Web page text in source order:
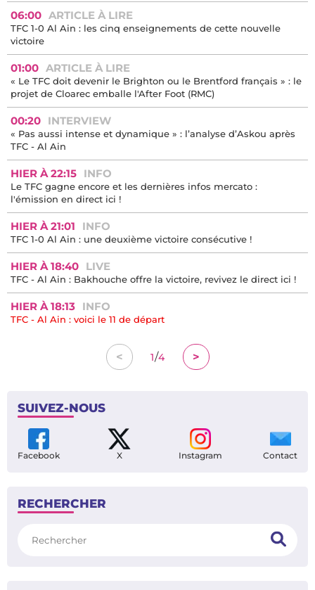
06:00 ARTICLE À LIRE
TFC 1-0 Al Ain : les cinq enseignements de cette nouvelle
victoire
01:00 ARTICLE À LIRE
« Le TFC doit devenir le Brighton ou le Brentford français » : le
projet de Cloarec emballe l'After Foot (RMC)
00:20 INTERVIEW
« Pas aussi intense et dynamique » : l’analyse d’Askou après
TFC - Al Ain
HIER À 22:15 INFO
Le TFC gagne encore et les dernières infos mercato :
l'émission en direct ici !
HIER À 21:01 INFO
TFC 1-0 Al Ain : une deuxième victoire consécutive !
HIER À 18:40 LIVE
TFC - Al Ain : Bakhouche offre la victoire, revivez le direct ici !
HIER À 18:13 INFO
TFC - Al Ain : voici le 11 de départ
< 1/4 >
SUIVEZ-NOUS
Facebook X Instagram Contact
RECHERCHER